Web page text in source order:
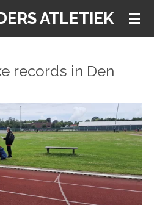
ATLETIEK
records in Den